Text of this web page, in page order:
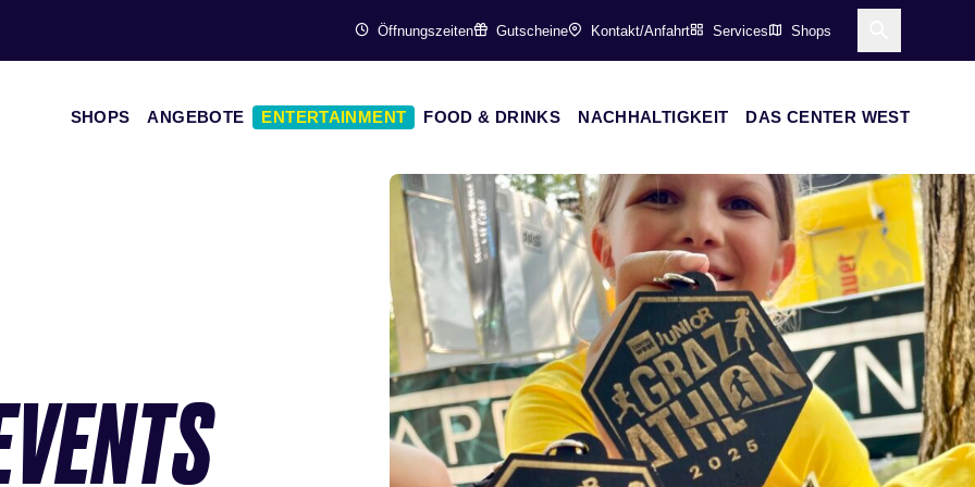
Öffnungszeiten Gutscheine Kontakt/Anfahrt Services Shops
SHOPS ANGEBOTE ENTERTAINMENT FOOD & DRINKS NACHHALTIGKEIT DAS CENTER WEST